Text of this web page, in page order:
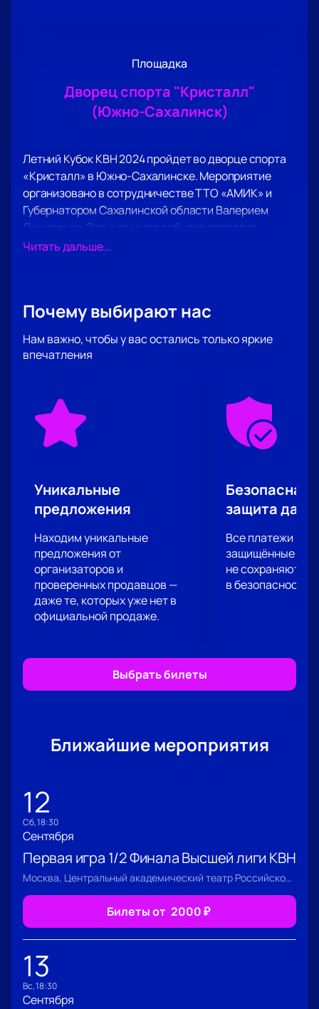
Площадка
Дворец спорта "Кристалл"
(Южно-Сахалинск)
Летний Кубок КВН 2024 пройдет во дворце спорта
«Кристалл» в Южно-Сахалинске. Мероприятие
организовано в сотрудничестве ТТО «АМИК» и
Губернатором Сахалинской области Валерием
Лимаренко. Это значимое событие позволит
участникам и зрителям познакомиться с красотой
проведения масштабных мероприятий.
звуковое оборудование обеспечат комфорт и
отличное восприятие шоу.
страны, что обеспечит высокий уровень юмора и
конкуренции. Участники будут соревноваться в
различных номинациях, демонстрируя свои навыки
и креативность.
есть возможность купить билеты на нашем сайте.
Рекомендуем заранее позаботиться о билетах, так
как ожидается большой интерес к мероприятию.
Посетите дворец спорта «Кристалл» и
насладитесь незабываемым вечером юмора и
творчества.Купить билеты
на нашем сайте легко
и удобно, что позволит вам заранее планировать
свой визит на Летний Кубок КВН 2024.
Читать дальше...
Почему выбирают нас
Нам важно, чтобы у вас остались только яркие
впечатления
Уникальные
предложения
Находим уникальные
предложения от
организаторов и
проверенных продавцов —
даже те, которых уже нет в
официальной продаже.
Безопасная
защита
Все платежи
защищённые
не сохраняются
в безопасности.
Выбрать билеты
Ближайшие мероприятия
12
сб, 18:30
Сентября
Первая игра 1/2 Финала Высшей лиги КВН
Москва, Центральный академический театр Российской Армии
Билеты от 2000₽
13
вс, 18:30
Сентября